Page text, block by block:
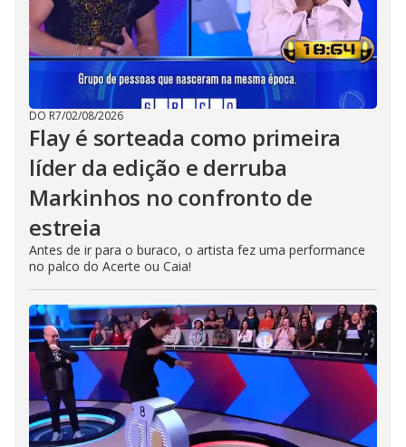
DO R7/02/08/2026
Flay é sorteada como primeira
líder da edição e derruba
Markinhos no confronto de
estreia
Antes de ir para o buraco, o artista fez uma performance
no palco do Acerte ou Caia!